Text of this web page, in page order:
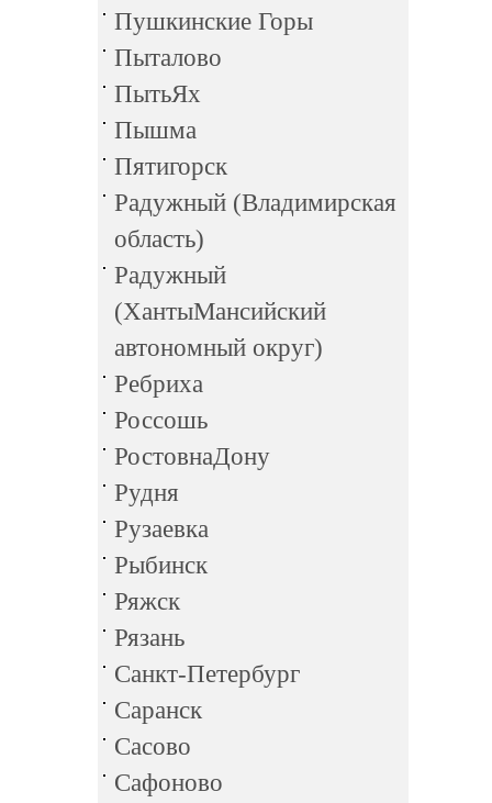
Пушкинские Горы
Пыталово
ПытьЯх
Пышма
Пятигорск
Радужный (Владимирская
область)
Радужный
(ХантыМансийский
автономный округ)
Ребриха
Россошь
РостовнаДону
Рудня
Рузаевка
Рыбинск
Ряжск
Рязань
Санкт-Петербург
Саранск
Сасово
Сафоново